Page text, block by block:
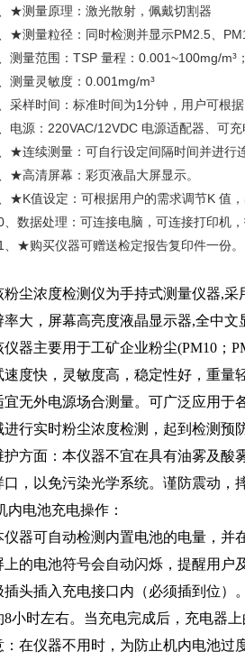
★测量原理：激光散射，佩戴切割器
★测量粒径：同时检测并显示PM2.5、
测量范围：TSP 量程：0.001~100mg/m³
测量灵敏度：0.001mg/m³
采样时间：标准时间为1分钟，用户可根
电源：220VAC/12VDC 电源适配器、可充
★连续测量：可自行设定间隔时间并进行
★高清屏幕：彩页液晶大屏显示。
★K值设定：可根据用户的需求调节K 值，
、数据处理：可连接电脑，可连接打印机
、★购买仪器可赠送检定报告复印件一份。
粉尘浓度检测仪为手持式测量仪器,采
率大 ， 屏幕高亮度液晶显示器,全中文
仪器主要用于工矿企业粉尘(PM10；
速度快，灵敏度高，稳定性好，重量
宜无外电源场合测量。可广泛应用于
进行实时粉尘浓度检测，起到检测预
护方面：本仪器不宜在具有油雾及酸
口，以免污染光学系统。谨防震动，
内电池充电操作：
仪器可自动检测内置电池的电量，并
上的电池符号会自动闪烁，提醒用户
插头插入充电接口内（必须插到位）
8小时左右。 当充电完成后，充电器
：在仪器不用时，为防止机内电池过